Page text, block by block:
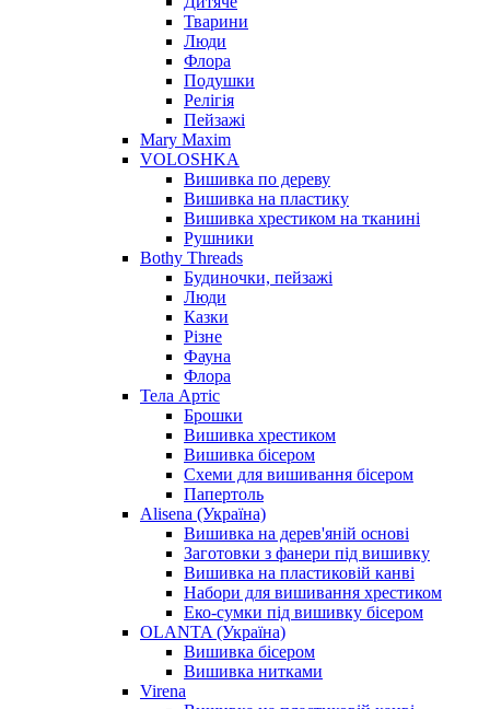
Тварини
Люди
Флора
Подушки
Релігія
Пейзажі
Mary Maxim
VOLOSHKA
Вишивка по дереву
Вишивка на пластику
Вишивка хрестиком на тканині
Рушники
Bothy Threads
Будиночки, пейзажі
Люди
Казки
Різне
Фауна
Флора
Тела Артіс
Брошки
Вишивка хрестиком
Вишивка бісером
Схеми для вишивання бісером
Папертоль
Alisena (Україна)
Вишивка на дерев'яній основі
Заготовки з фанери під вишивку
Вишивка на пластиковій канві
Набори для вишивання хрестиком
Еко-сумки під вишивку бісером
OLANTA (Україна)
Вишивка бісером
Вишивка нитками
Virena